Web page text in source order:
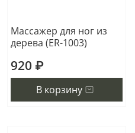
Массажер для ног из
дерева (ER-1003)
920 ₽
В корзину